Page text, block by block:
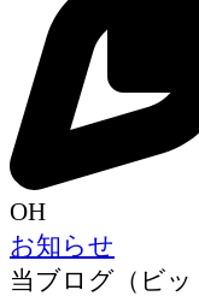
OH
お知らせ
当ブログ（ビ